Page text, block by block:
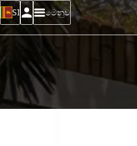
SI මෙනුව